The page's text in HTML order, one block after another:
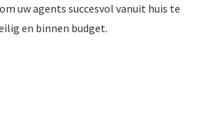
uw agents succesvol vanuit huis te
en binnen budget.